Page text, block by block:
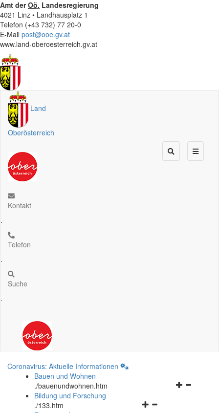
Amt derOö. Landesregierung
4021 Linz • Landhausplatz 1
Telefon (+43 732) 77 20-0
E-Mail post@ooe.gv.at
www.land-oberoesterreich.gv.at
Land
Oberösterreich
Kontakt
.
Telefon
.
Suche
.
Coronavirus: Aktuelle Informationen
Bauen und Wohnen
./bauenundwohnen.htm
Navigationsmenü
Bildung und Forschung
./133.htm